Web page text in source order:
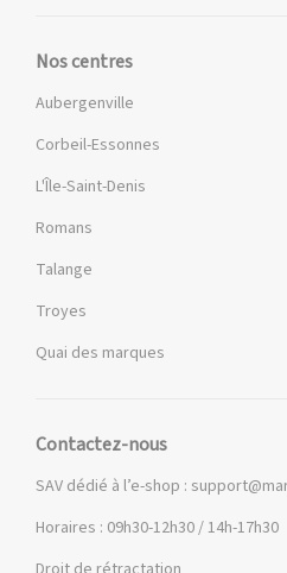
Nos centres
Aubergenville
Corbeil-Essonnes
L'Île-Saint-Denis
Romans
Talange
Troyes
Quai des marques
Contactez-nous
SAV dédié à l’e-shop :
Horaires : 09h30-12h30 / 14h-17h30